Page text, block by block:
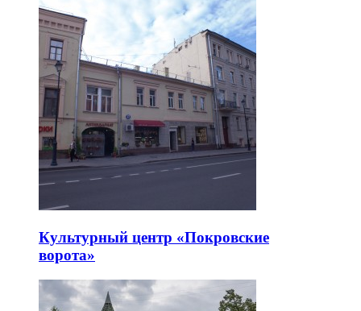
Культурный центр «Покровские
ворота»